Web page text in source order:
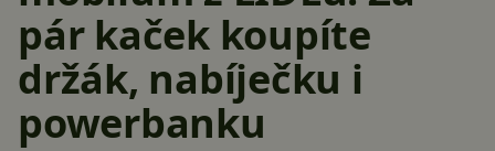
pár kaček koupíte
držák, nabíječku i
powerbanku